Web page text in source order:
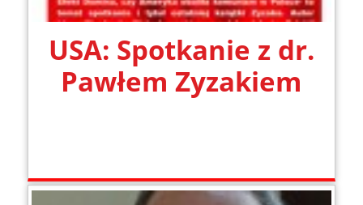
USA: Spotkanie z dr.
Pawłem Zyzakiem